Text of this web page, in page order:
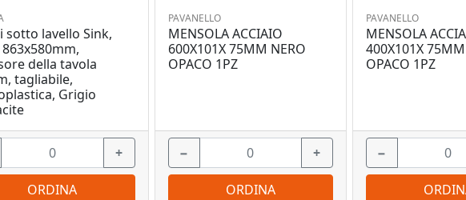
sotto lavello Sink,
della tavola
tagliabile,
Grigio
+
ORDINA
PAVANELLO
MENSOLA ACCIAIO
600X101X 75MM NERO
OPACO 1PZ
− +
ORDINA
PAVANELLO
MENSOLA
400X101X
OPACO 1PZ
−